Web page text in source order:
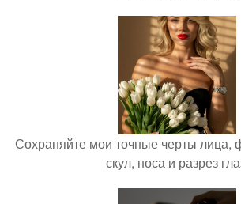
Сохраняйте мои точные черты лица,
скул, носа и разрез